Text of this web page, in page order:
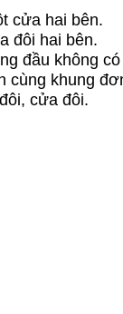
cửa hai bên.
đôi hai bên.
đầu không
cùng khung
cửa đôi.